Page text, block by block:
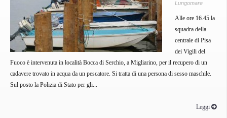
Lungomare
Alle ore 16.45 la
squadra della
centrale di Pisa
dei Vigili del
Fuoco è intervenuta in località Bocca di Serchio, a Migliarino, per il recupero di un
cadavere trovato in acqua da un pescatore. Si tratta di una persona di sesso maschile.
Sul posto la Polizia di Stato per gli...
Leggi